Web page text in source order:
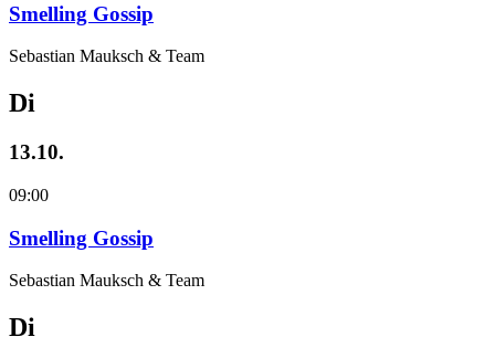
Smelling Gossip
Sebastian Mauksch & Team
Di
13.10.
09:00
Smelling Gossip
Sebastian Mauksch & Team
Di